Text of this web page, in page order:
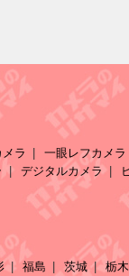
ラ
一眼レフカメラ
デジタルカメラ
福島 茨城 栃木